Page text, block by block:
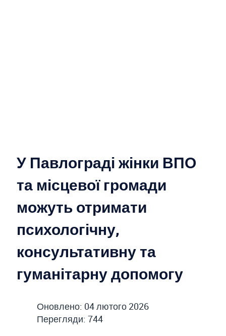
У Павлограді жінки ВПО
та місцевої громади
можуть отримати
психологічну,
консультативну та
гуманітарну допомогу
Оновлено: 04 лютого 2026
Перегляди: 744